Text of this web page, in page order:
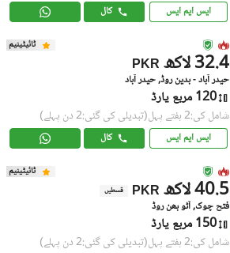
ایس ایم ایس کال
ٹائیٹینیم
PKR 32.4 لاکھ
حیدر آباد - بدین روڈ, حیدر آباد
120 مربع یارڈ
شامل کی:2 ہفتے پہل (تبدیلی کی گئی:2 دن پہلے)
ایس ایم ایس کال
ٹائیٹینیم
PKR 40.5 لاکھ قسطیں
فتح چوک, آٹو بھن روڈ
150 مربع یارڈ
شامل کی:2 ہفتے پہل (تبدیلی کی گئی:2 دن پہلے)